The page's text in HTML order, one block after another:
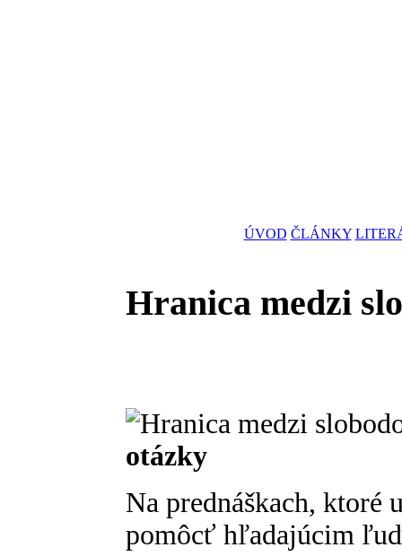
ÚVOD ČLÁNKY
Hranica medzi
otázky
Na prednáškach, ktoré
pomôcť hľadajúcim